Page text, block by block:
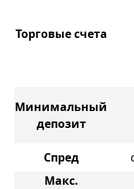
Торговые счета
Минимальный
депозит
Спред
Макс.